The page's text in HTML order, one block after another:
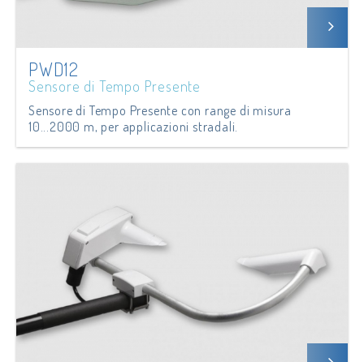
PWD12
Sensore di Tempo Presente
Sensore di Tempo Presente con range di misura
10...2000 m, per applicazioni stradali.